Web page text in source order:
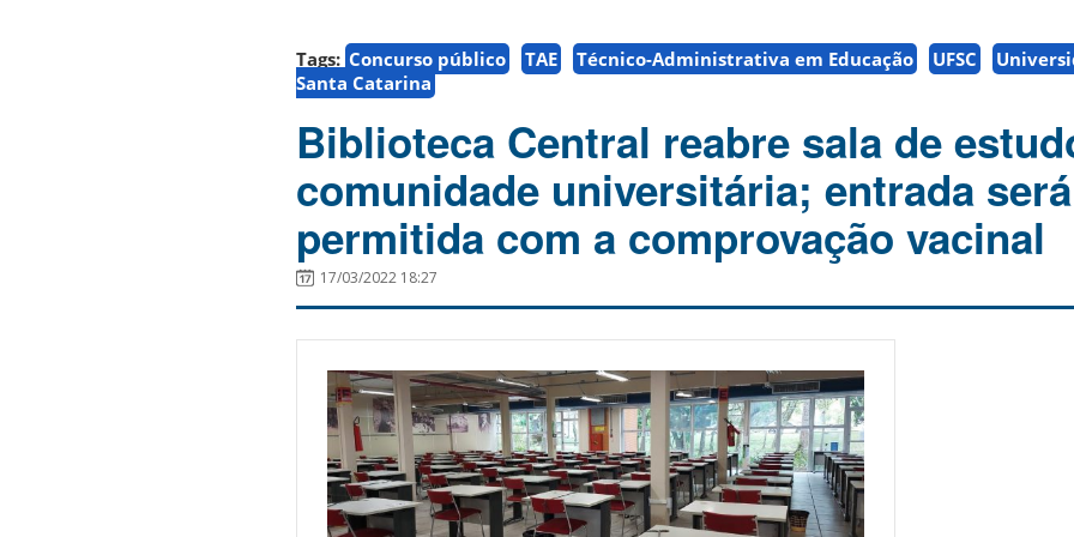
Tags: Concurso público TAE Técnico-Administrativa em Educação UFSC
Santa Catarina
Biblioteca Central reabre sala de
comunidade universitária; entrada será
permitida com a comprovação vacinal
17/03/2022 18:27